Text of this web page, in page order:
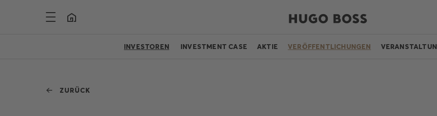
INVESTOREN INVESTMENT CASE AKTIE VERÖFFENTLICHUNGEN
ZURÜCK